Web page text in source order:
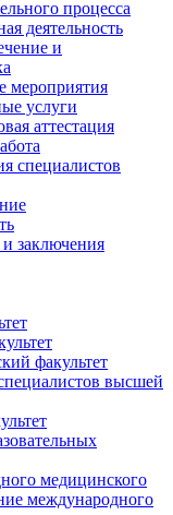
процесса
деятельность
и
мероприятия
услуги
аттестация
специалистов
заключения
факультет
высшей
медицинского
международного